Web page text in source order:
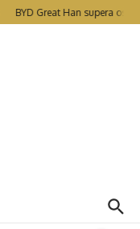
BYD Great Han supera os